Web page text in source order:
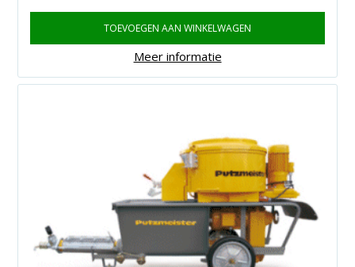
TOEVOEGEN AAN WINKELWAGEN
Meer informatie